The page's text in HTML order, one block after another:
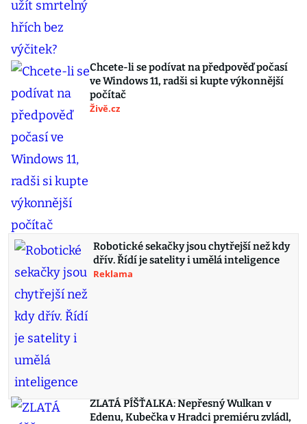
Chcete-li se podívat na předpověď počasí
ve Windows 11, radši si kupte výkonnější
počítač
Živě.cz
Robotické sekačky jsou chytřejší než kdy
dřív. Řídí je satelity i umělá inteligence
Reklama
ZLATÁ PÍŠŤALKA: Nepřesný Wulkan v
Edenu, Kubečka v Hradci premiéru zvládl,